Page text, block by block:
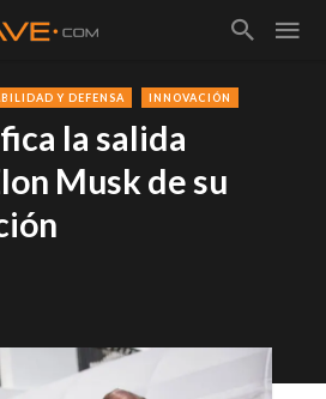
Y DEFENSA INNOVACIÓN
la salida
Musk de su